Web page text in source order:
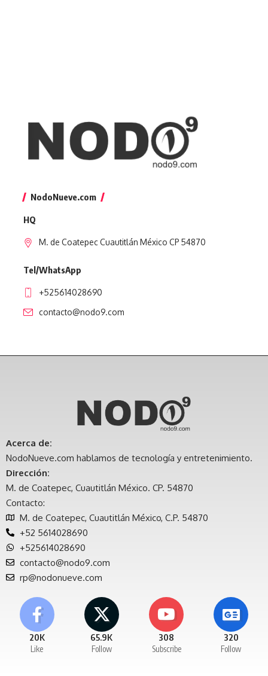
NodoNueve.com
HQ
M. de Coatepec Cuautitlán México CP 54870
Tel/WhatsApp
+525614028690
contacto@nodo9.com
Acerca de:
NodoNueve.com hablamos de tecnología y entretenimiento.
Dirección:
M. de Coatepec, Cuautitlán México. CP. 54870
Contacto:
M. de Coatepec, Cuautitlán México, C.P. 54870
+52 5614028690
+525614028690
contacto@nodo9.com
rp@nodonueve.com
20K
Like
65.9K
Follow
308
Subscribe
320
Follow